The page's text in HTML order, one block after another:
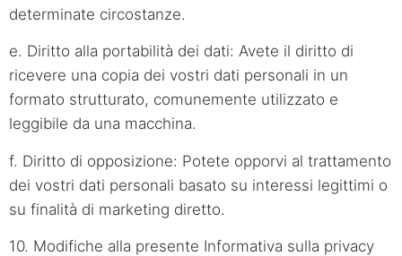
determinate circostanze.
e. Diritto alla portabilità dei dati: Avete il diritto di
ricevere una copia dei vostri dati personali in un
formato strutturato, comunemente utilizzato e
leggibile da una macchina.
f. Diritto di opposizione: Potete opporvi al trattamento
dei vostri dati personali basato su interessi legittimi o
su finalità di marketing diretto.
10. Modifiche alla presente Informativa sulla privacy